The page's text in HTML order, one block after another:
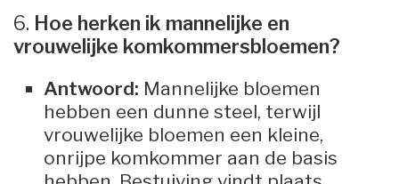
6. Hoe herken ik mannelijke en
vrouwelijke komkommersbloemen?
Antwoord: Mannelijke bloemen
hebben een dunne steel, terwijl
vrouwelijke bloemen een kleine,
onrijpe komkommer aan de basis